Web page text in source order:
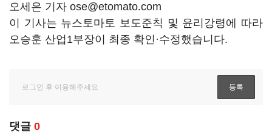
오세은 기자 ose@etomato.com
이 기사는 뉴스토마토 보도준칙 및 윤리강령에 따라
오승훈 산업1부장이 최종 확인·수정했습니다.
댓글 0